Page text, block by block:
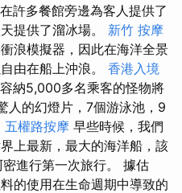
許多餐館旁邊為客人提供了
提供了溜冰場。 新竹 按摩
浪模擬器，因此在海洋全景
由在船上沖浪。 香港入境
納5,000多名乘客的怪物將
人的幻燈片，7個游泳池，9
五權路按摩 早些時候，我們
上最新，最大的海洋船，該
進行第一次旅行。 據估
的使用在生命週期中導致的